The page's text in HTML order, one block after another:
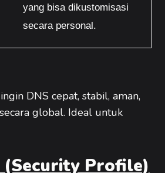
yang bisa dikustomisasi
secara personal.
DNS cepat, stabil, aman,
global. Ideal untuk
(Security Profile)